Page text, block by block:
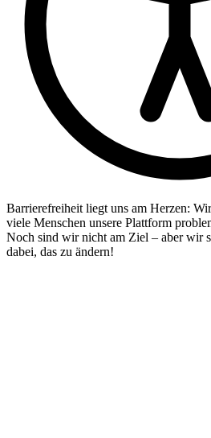
Barrierefreiheit liegt uns am Herzen:
viele Menschen unsere Plattform
Noch sind wir nicht am Ziel – aber wir
dabei, das zu ändern!